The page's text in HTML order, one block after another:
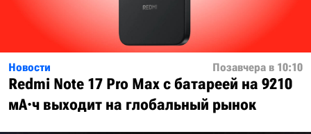
Новости Позавчера в 10:10
Redmi Note 17 Pro Max с батареей на 9210
мА·ч выходит на глобальный рынок